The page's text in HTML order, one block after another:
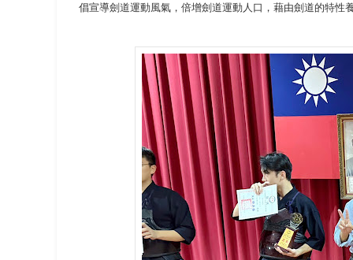
倡宣導劍道運動風氣，倍增劍道運動人口，藉由劍道的特性